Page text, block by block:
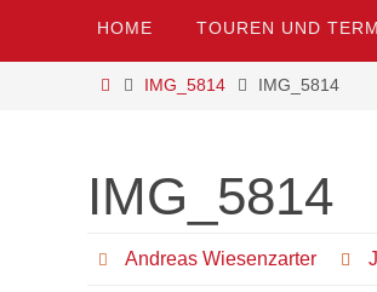
springen
HOME TOUREN UND
StartIMG_5814 IMG_5814
IMG_5814
Andreas Wiesenzarter